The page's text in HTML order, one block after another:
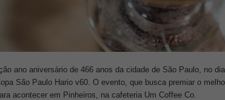
ano aniversário de 466 anos da cidade de São Paulo, no
São Paulo Hario v60. O evento, que busca premiar o
acontecer em Pinheiros, na cafeteria Um Coffee Co.